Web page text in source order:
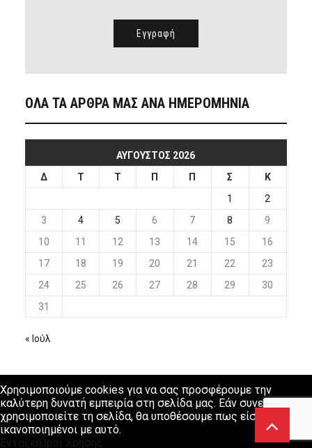
ΟΛΑ ΤΑ ΑΡΘΡΑ ΜΑΣ ΑΝΑ ΗΜΕΡΟΜΗΝΙΑ
ΑΎΓΟΥΣΤΟΣ 2026
Δ
Τ Τ Π Π Σ
Κ
1
2
3
4 5 6 7 8
9
10
11 12 13 14 15
16
17
18 19 20 21 22
23
24
25 26 27 28 29
30
31
« Ιούλ
Χρησιμοποιούμε cookies για να σας προσφέρουμε την
καλύτερη δυνατή εμπειρία στη σελίδα μας. Εάν συνεχίσετε να
χρησιμοποιείτε τη σελίδα, θα υποθέσουμε πως είστε
ικανοποιημένοι με αυτό.
ΕντάξειΌροι Χρήσης